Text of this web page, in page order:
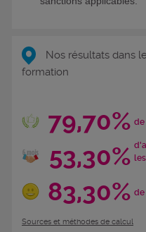
Nos résultats dans
formation
79,70% de
53,30%
83,30% de
Sources et méthodes de calcul